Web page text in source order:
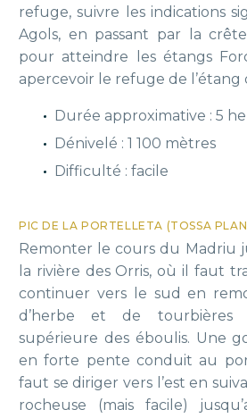
refuge, suivre les indications
Agols, en passant par la
pour atteindre les étangs
apercevoir le refuge de l’étang
Durée approximative : 5
Dénivelé : 1 100 mètres
Difficulté : facile
PIC DE LA PORTELLETA (TOSSA
Remonter le cours du Madriu
la rivière des Orris, où il faut
continuer vers le sud en
d’herbe et de tourbières
supérieure des éboulis. Une
en forte pente conduit au
faut se diriger vers l’est en
rocheuse (mais facile)